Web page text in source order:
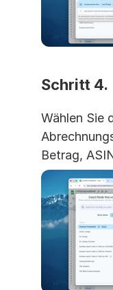
Schritt 4.
Wählen Sie
Betrag,